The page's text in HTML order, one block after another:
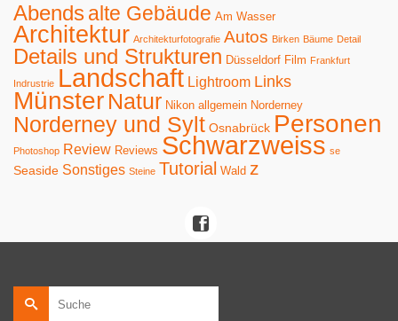
Abendsalte Gebäude Am Wasser
Architektur Architekturfotografie Autos Birken Bäume Detail
Details und Strukturen Düsseldorf Film Frankfurt
Indrustrie Landschaft Lightroom Links
Münster Natur Nikon allgemein Norderney
Norderney und Sylt Osnabrück Personen
Photoshop Review Reviews Schwarzweiss se
Seaside Sonstiges Steine Tutorial Wald z
Suche
nach: